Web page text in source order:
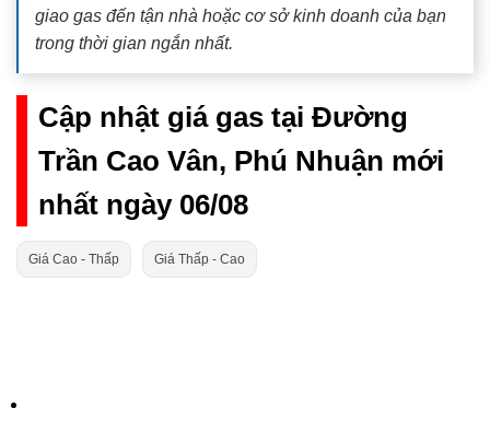
giao gas đến tận nhà hoặc cơ sở kinh doanh của bạn
trong thời gian ngắn nhất.
Cập nhật giá gas tại Đường
Trần Cao Vân, Phú Nhuận mới
nhất ngày 06/08
Giá Cao - Thấp Giá Thấp - Cao